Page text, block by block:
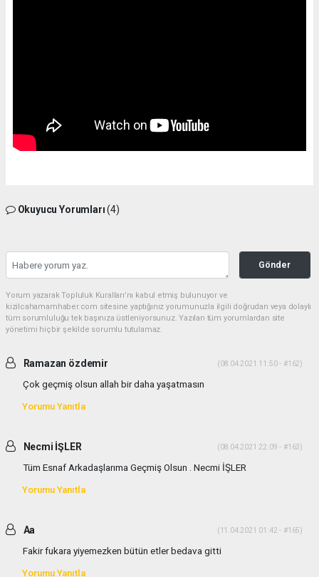
Okuyucu Yorumları(4)
Gönder
Yorum yazarak Topluluk Kuralları’nı kabul etmiş bulunuyor ve
kizilcahamamhaber.com sitesine yaptığınız yorumunuzla ilgili doğrudan veya dolaylı
tüm sorumluluğu tek başınıza üstleniyorsunuz. Yazılan tüm yorumlardan site
yönetimi hiçbir şekilde sorumlu tutulamaz.
Ramazan özdemir (08.04.2021 11:50 - #162)
Çok geçmiş olsun allah bir daha yaşatmasın
Yorumu Yanıtla
Necmi İŞLER (08.04.2021 22:09 - #163)
Tüm Esnaf Arkadaşlarıma Geçmiş Olsun . Necmi İŞLER
Yorumu Yanıtla
Aa (11.04.2021 01:42 - #165)
Fakir fukara yiyemezken bütün etler bedava gitti
Yorumu Yanıtla